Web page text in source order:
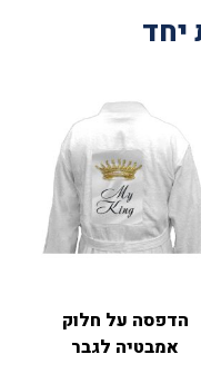
יחד
הדפסה על חלוק
אמבטיה לגבר